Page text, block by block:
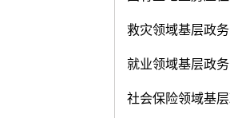
救灾领域基层政
就业领域基层政
社会保险领域基